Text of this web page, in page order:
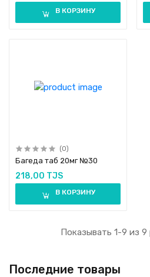
Последние товары
В КОРЗИНУ
(0)
Багеда таб 20мг №30
218,00 TJS
В КОРЗИНУ
Показывать 1-9 из 9